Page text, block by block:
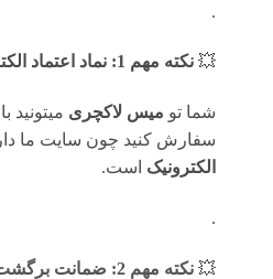
.
💥 نکته مهم 1: نماد اعتماد الکترونیک
شما تو میس لاکچری میتونید
سفارش کنید چون سایت ما
الکترونیک است.
.
💥 نکته مهم 2: ضمانت برگشت